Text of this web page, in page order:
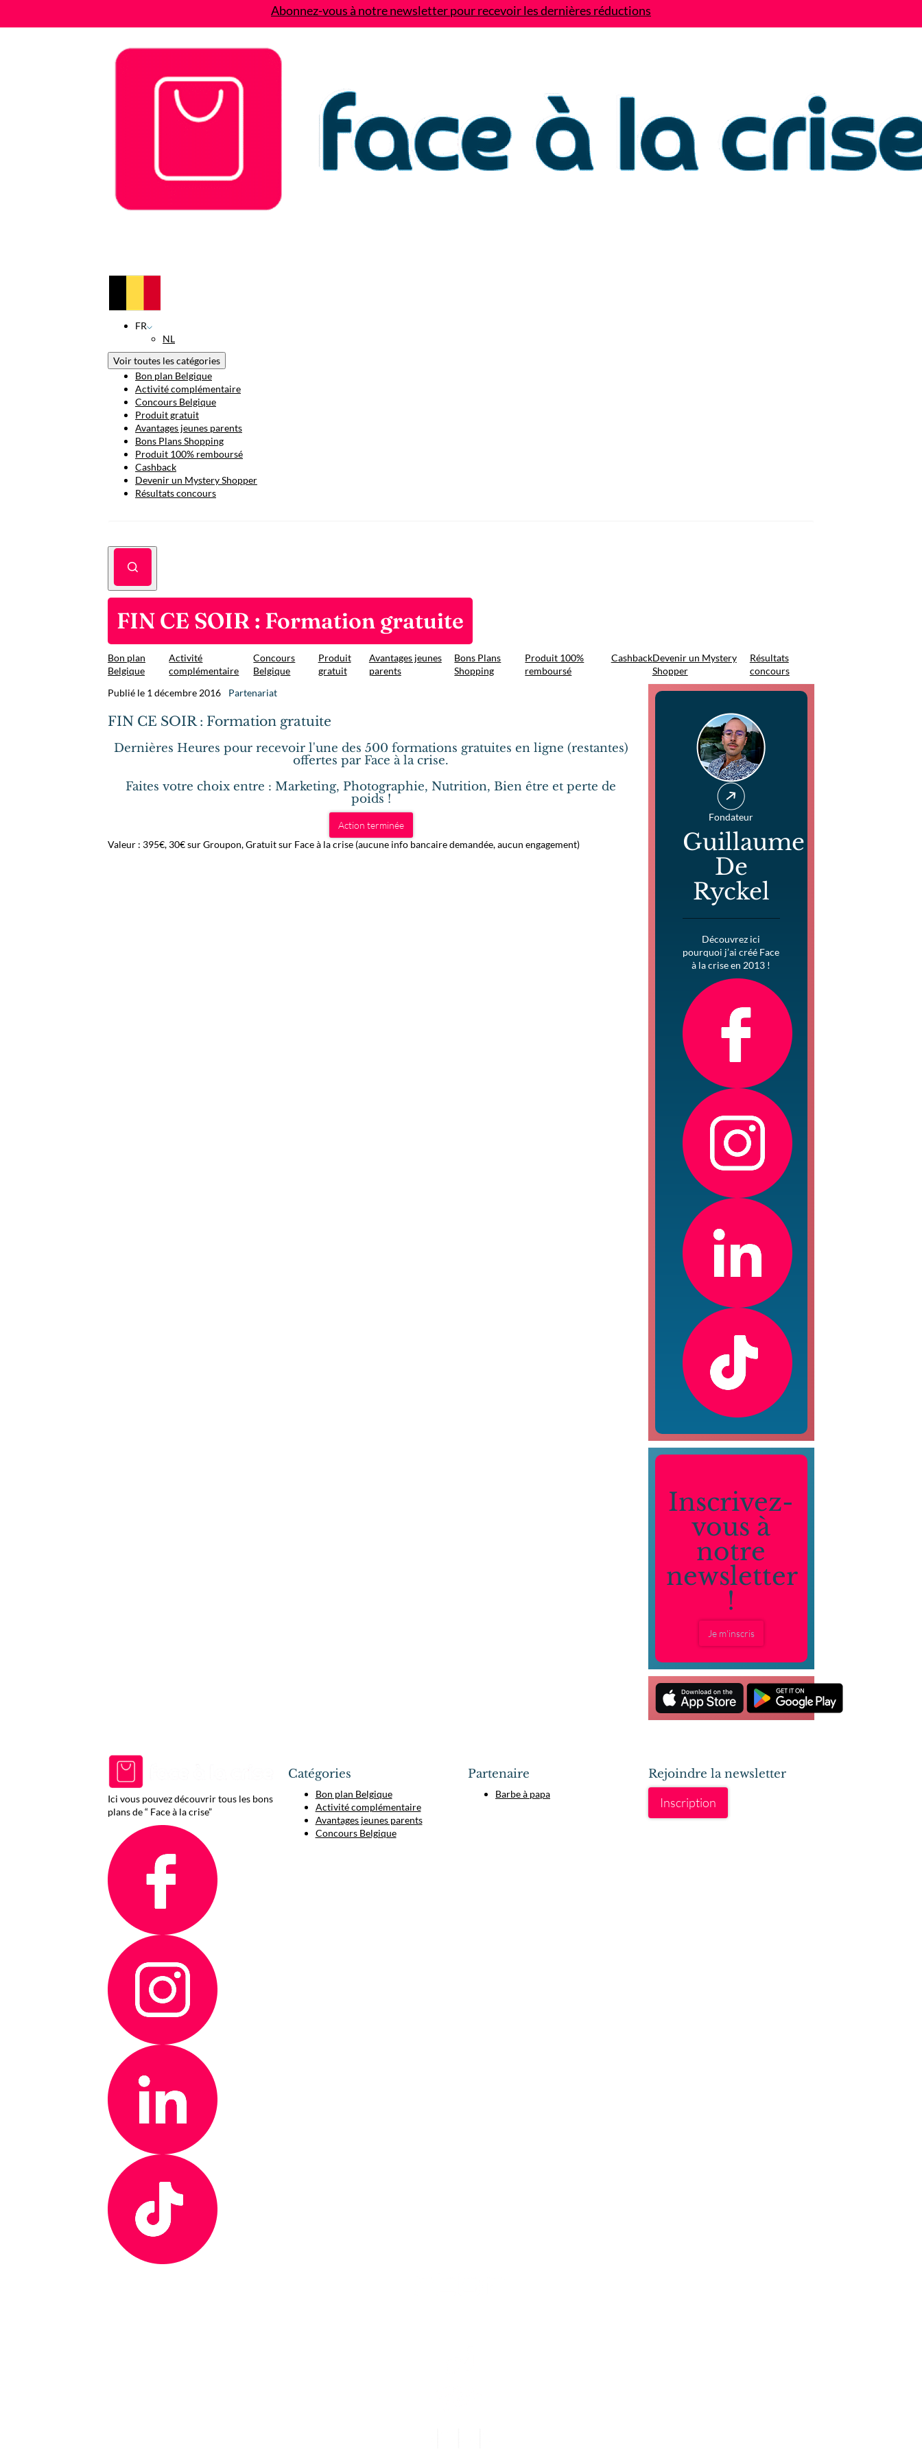
Abonnez-vous à notre newsletter pour recevoir les dernières réductions
FR
NL
Voir toutes les catégories
Bon plan Belgique
Activité complémentaire
Concours Belgique
Produit gratuit
Avantages jeunes parents
Bons Plans Shopping
Produit 100% remboursé
Cashback
Devenir un Mystery Shopper
Résultats concours
FIN CE SOIR : Formation gratuite
Bon plan
Belgique
Activité
complémentaire
Concours
Belgique
Produit
gratuit
Avantages jeunes
parents
Bons Plans
Shopping
Produit 100%
remboursé
CashbackDevenir un Mystery
Shopper
Résultats
concours
Publié le 1 décembre 2016
Partenariat
FIN CE SOIR : Formation gratuite
Dernières Heures pour recevoir l'une des 500 formations gratuites en ligne (restantes)
offertes par Face à la crise.
Faites votre choix entre : Marketing, Photographie, Nutrition, Bien être et perte de
poids !
Action terminée
Valeur : 395€, 30€ sur Groupon, Gratuit sur Face à la crise (aucune info bancaire demandée, aucun engagement)
Fondateur
Guillaume
De
Ryckel
Découvrez ici
pourquoi j’ai créé Face
à la crise en 2013 !
Inscrivez-
vous à
notre
newsletter
!
Je m'inscris
Ici vous pouvez découvrir tous les bons
plans de “ Face à la crise”
Catégories
Bon plan Belgique
Activité complémentaire
Avantages jeunes parents
Concours Belgique
Partenaire
Barbe à papa
Rejoindre la newsletter
Inscription